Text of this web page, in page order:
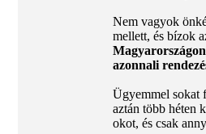
Nem vagyok
mellett, és bízok
azonnali
Ügyemmel sokat
aztán több héten
okot, és csak